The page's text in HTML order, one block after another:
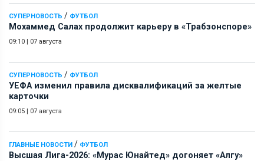
СУПЕРНОВОСТЬ / ФУТБОЛ
Мохаммед Салах продолжит карьеру в «Трабзонспоре»
09:10 | 07 августа
СУПЕРНОВОСТЬ / ФУТБОЛ
УЕФА изменил правила дисквалификаций за желтые
карточки
09:05 | 07 августа
ГЛАВНЫЕ НОВОСТИ / ФУТБОЛ
Высшая Лига-2026: «Мурас Юнайтед» догоняет «Алгу»